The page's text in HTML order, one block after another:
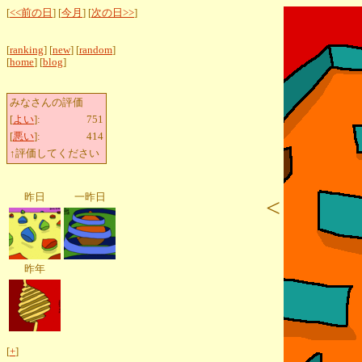
[<<前の日 ] [今月 ] [次の日>>]
[ranking] [new] [random]
[home] [blog]
みなさんの評価
[よい]:
751
[悪い]:
414
↑評価してください
昨日 一昨日
昨年
[+]
<